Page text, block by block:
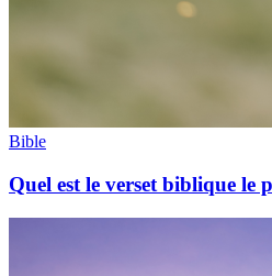
Bible
Quel est le verset biblique le